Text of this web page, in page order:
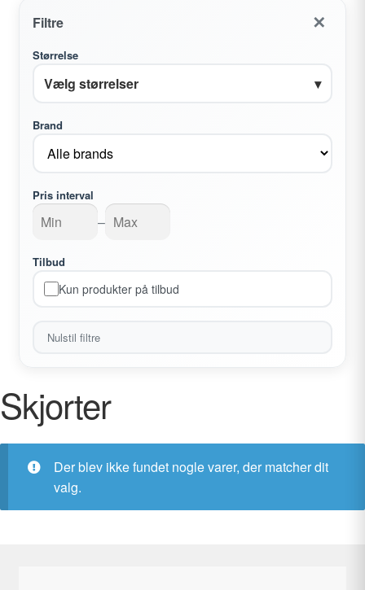
Gavekort
Outlet
Kontakt os
Filtre ✕
Størrelse
Vælg størrelser ▾
Brand
Pris interval
–
Tilbud
Kun produkter på tilbud
Nulstil filtre
Skjorter
Der blev ikke fundet nogle varer, der matcher dit
valg.